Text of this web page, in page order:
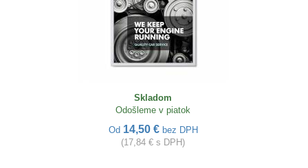
Skladom
Odošleme v piatok
Od 14,50 € bez DPH
(17,84 € s DPH)